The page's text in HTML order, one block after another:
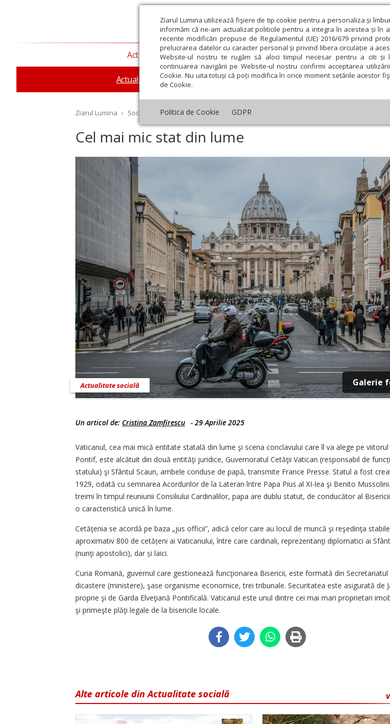
Ziarul Lumina utilizează fişiere de tip cookie pentru a personaliza și
informăm că ne-am actualizat politicile pentru a integra în acestea și în
recente modificări propuse de Regulamentul (UE) 2016/679 privind
prelucrarea datelor cu caracter personal și privind libera circulație a
Website-ul nostru te rugăm să aloci timpul necesar pentru a citi și
continuarea navigării pe Website-ul nostru confirmi acceptarea
Cookie. Nu uita totuși că poți modifica în orice moment setările acestor
de Cookie.
Politica de Cookie GDPR
Actualitate religioasă Teologie și spiritualitate Educaţie și
Actualitate socială Sănătate Analiză Reportaj
Ziarul Lumina › Societate › Actualitate socială Cel mai mic stat din lume
Cel mai mic stat din lume
Galerie
Actualitate socială
Un articol de: Cristina Zamfirescu - 29 Aprilie 2025
Vaticanul, cea mai mică entitate statală din lume şi scena conclavului care îl va alege pe viitorul
Pontif, este alcătuit din două entităţi juridice, Guvernoratul Cetăţii Vatican (responsabil de
statului) şi Sfântul Scaun, ambele conduse de papă, transmite France Presse. Statul a fost
1929, odată cu semnarea Acordurilor de la Lateran între Papa Pius al XI-lea şi Benito
treimi în timpul reuniunii Consiliului Cardinalilor, papa are dublu statut, de conducător al
o caracteristică unică în lume.
Cetăţenia se acordă pe baza „jus officii”, adică celor care au locul de muncă şi reşedinţa
aproximativ 800 de cetățeni ai Vaticanului, între care cardinali, reprezentanţi diplomatici ai
(nunţi apostolici), dar și laici.
Curia Romană, guvernul care gestionează funcţionarea Bisericii, este formată din Secretariatul
dicastere (ministere), şase organisme economice, trei tribunale. Securitatea este asigurată de
proprie şi de Garda Elveţiană Pontificală. Vaticanul este unul dintre cei mai mari proprietari
şi primeşte plăţi legale de la bisericile locale.
Alte articole din Actualitate socială
Octombrie Noiembrie Aprilie